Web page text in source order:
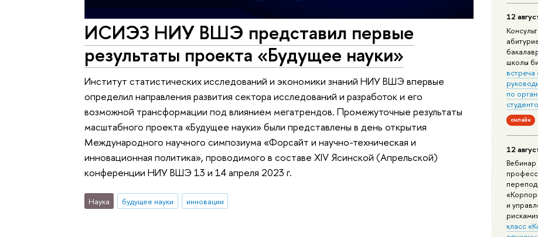
12
школы
встреча
по
онлайн
12
и
класс
ИСИЭЗ НИУ ВШЭ представил первые
результаты проекта «Будущее науки»
Институт статистических исследований и экономики знаний НИУ ВШЭ впервые
определил направления развития сектора исследований и разработок и его
возможной трансформации под влиянием мегатрендов. Промежуточные результаты
масштабного проекта «Будущее науки» были представлены в день открытия
Международного научного симпозиума «Форсайт и научно-техническая и
инновационная политика», проводимого в составе XIV Ясинской (Апрельской)
конференции НИУ ВШЭ 13 и 14 апреля 2023 г.
Наука будущее науки инновации